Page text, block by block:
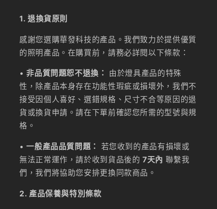
1. 退換貨原則
感謝您選購華發科技的產品。我們致力於提供優質
的照明產品。在購買前，請務必詳閱以下條款：
• 非品質問題恕不退換：
由於燈具產品的特殊
性，除產品本身存在功能性瑕疵或損壞外，我們不
接受因個人喜好、選錯規格、尺寸不合等原因的退
貨或換貨申請。請在下單前確認您所需的型號與規
格。
•一般產品品質問題：
若您收到的產品有損壞或
無法正常運作，請於收到貨品後的7天內 聯繫我
們，我們將協助您安排更換同款商品。
2. 產品保養與特別條款